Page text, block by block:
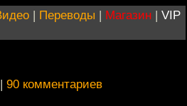
| Переводы | Магазин | VIP
| 90 комментариев